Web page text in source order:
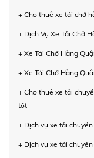
+ Cho thuê xe tải chở
+ Dịch Vụ Xe Tải Chở
+ Xe Tải Chở Hàng
+ Xe Tải Chở Hàng
+ Cho thuê xe tải
tốt
+ Dịch vụ xe tải
+ Dịch vụ xe tải